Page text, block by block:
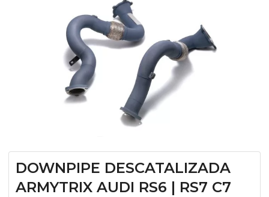
DOWNPIPE DESCATALIZADA
ARMYTRIX AUDI RS6 | RS7 C7